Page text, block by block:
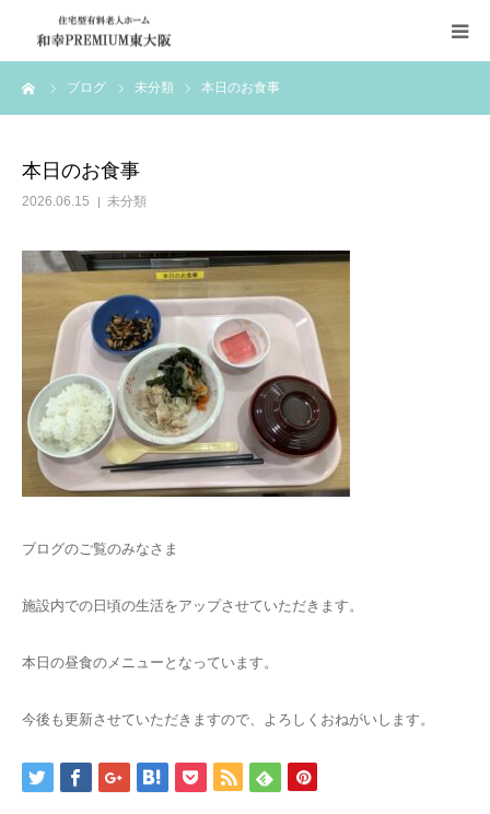
ブログ 未分類 本日のお食事
本日のお食事
2026.06.15 未分類
ブログのご覧のみなさま
施設内での日頃の生活をアップさせていただきます。
本日の昼食のメニューとなっています。
今後も更新させていただきますので、よろしくおねがいします。
HOME
採用情報
アクセス